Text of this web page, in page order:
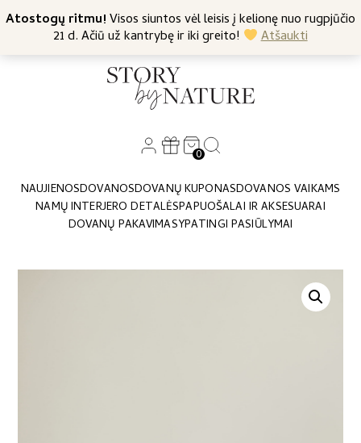
Atostogų ritmu!Visos siuntos vėl leisis į kelionę nuo rugpjūčio
21 d. Ačiū už kantrybę ir iki greito!
Atšaukti
Nemokamas siuntimas nuo 45 Eur +370 682 57369
0
NAUJIENOSDOVANOSDOVANŲ KUPONASDOVANOS VAIKAMS
NAMŲ INTERJERO DETALĖSPAPUOŠALAI IR AKSESUARAI
DOVANŲ PAKAVIMASYPATINGI PASIŪLYMAI